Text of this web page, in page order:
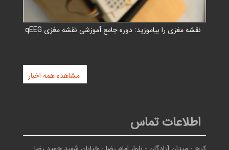
نقشه مغزی را بیاموزید: دوره جامع آموزشی نقشه مغزی qEEG
اطلاعات تماس